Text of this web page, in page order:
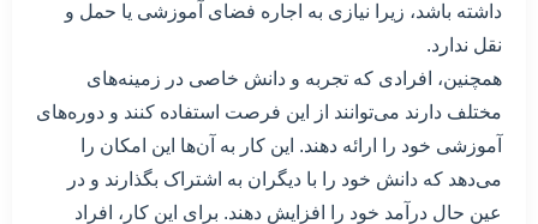
داشته باشد، زیرا نیازی به اجاره فضای آموزشی یا حمل و
نقل ندارد.
همچنین، افرادی که تجربه و دانش خاصی در زمینه‌های
مختلف دارند می‌توانند از این فرصت استفاده کنند و دوره‌های
آموزشی خود را ارائه دهند. این کار به آن‌ها این امکان را
می‌دهد که دانش خود را با دیگران به اشتراک بگذارند و در
عین حال درآمد خود را افزایش دهند. برای این کار، افراد